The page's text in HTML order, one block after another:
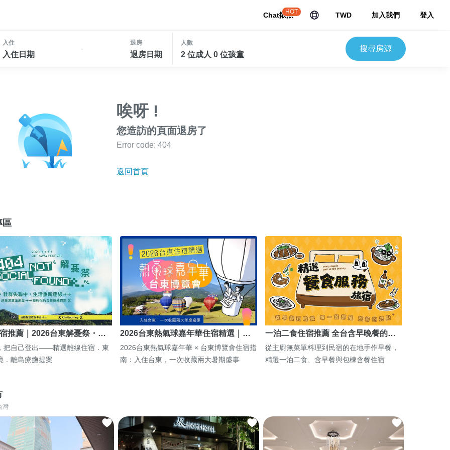
Chat揪揪
HOT TWD 加入我們 登入
入住
入住日期
-
退房
退房日期
人數
2 位成人 0 位孩童
搜尋房源
唉呀 !
您造訪的頁面退房了
Error code: 404
返回首頁
區
推薦｜2026台東解憂祭・…
把自己登出——精選離線住宿．東
．離島療癒提案
2026台東熱氣球嘉年華住宿精選｜…
2026台東熱氣球嘉年華 × 台東博覽會住宿指
南：入住台東，一次收藏兩大暑期盛事
一泊二食住宿推薦 全台含早晚餐的…
從主廚無菜單料理到民宿的在地手作早餐，
精選一泊二食、含早餐與包棟含餐住宿
灣